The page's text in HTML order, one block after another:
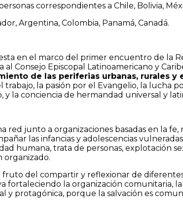
correspondientes a Chile, Bolivia,
Argentina, Colombia, Panamá, Canadá.
en el marco del primer encuentro de la
al Consejo Episcopal Latinoamericano y
de las periferias urbanas, rurales y
la pasión por el Evangelio, la lucha
y la conciencia de hermandad universal y
red junto a organizaciones basadas en la
las infancias y adolescencias
humana, trata de personas, explotación
organizado.
del compartir y reflexionar de
fortaleciendo la organización comunitaria,
y protagónica, porque la salvación es